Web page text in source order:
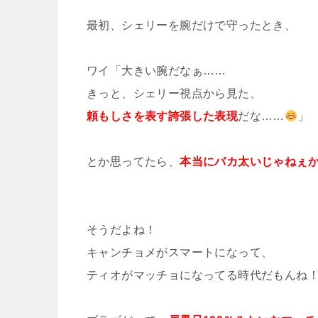
最初、シェリーを腕だけで守ったとき、
ワイ「大きい腕だなぁ……
きっと、シェリー視点から見た、
頼もしさを表す誇張した表現だな…… 」
とか思ってたら、本当にバカ太いじゃねぇ
そうだよね！
キャンチョメがスマートになって、
ティオがマッチョになってる時代だもんね！